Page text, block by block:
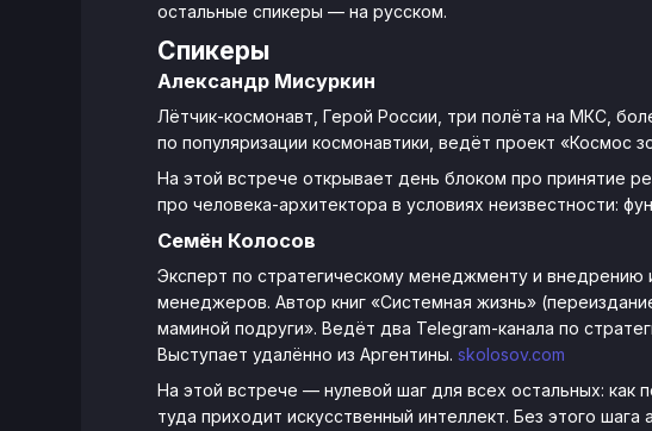
остальные спикеры — на русском.
Спикеры
Александр Мисуркин
Лётчик-космонавт, Герой России, три полёта на МКС,
по популяризации космонавтики, ведёт проект «Космос
На этой встрече открывает день блоком про принятие
про человека-архитектора в условиях неизвестности:
Семён Колосов
Эксперт по стратегическому менеджменту и внедрению
менеджеров. Автор книг «Системная жизнь»
маминой подруги». Ведёт два Telegram-канала по
Выступает удалённо из Аргентины. skolosov.com
На этой встрече — нулевой шаг для всех остальных: как
туда приходит искусственный интеллект. Без этого